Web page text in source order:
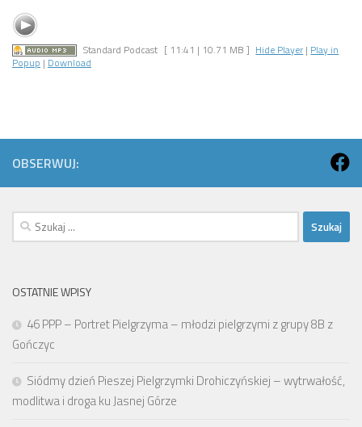
Standard Podcast [ 11:41 | 10.71 MB ] Hide Player | Play in
Popup | Download
OBSERWUJ:
Szukaj:
OSTATNIE WPISY
46 PPP – Portret Pielgrzyma – młodzi pielgrzymi z grupy 8B z
Gończyc
Siódmy dzień Pieszej Pielgrzymki Drohiczyńskiej – wytrwałość,
modlitwa i droga ku Jasnej Górze